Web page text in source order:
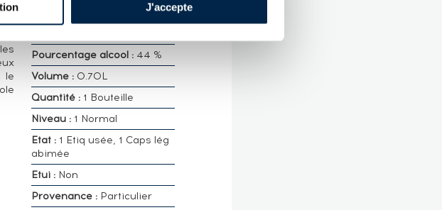
J'accepte
le
Pourcentage alcool : 44 %
Volume : 0.70L
Quantité : 1 Bouteille
Niveau : 1 Normal
Etat : 1 Etiq usée, 1 Caps lég
abimée
Etui : Non
Provenance : Particulier